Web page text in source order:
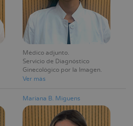
Médico adjunto
Servicio de Diagnóstico
Ginecológico por la Imagen
Ver más
Mariana B. Miguens